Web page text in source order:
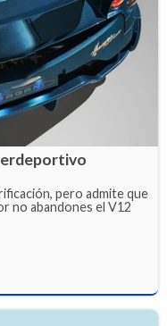
pero admite que
no abandones el V12